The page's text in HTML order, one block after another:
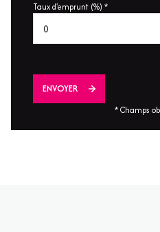
Taux d'emprunt (%) *
ENVOYER
* Champs